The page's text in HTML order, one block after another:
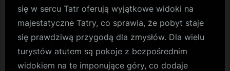
się w sercu Tatr oferują wyjątkowe widoki na
majestatyczne Tatry, co sprawia, że pobyt staje
się prawdziwą przygodą dla zmysłów. Dla wielu
turystów atutem są pokoje z bezpośrednim
widokiem na te imponujące góry, co dodaje